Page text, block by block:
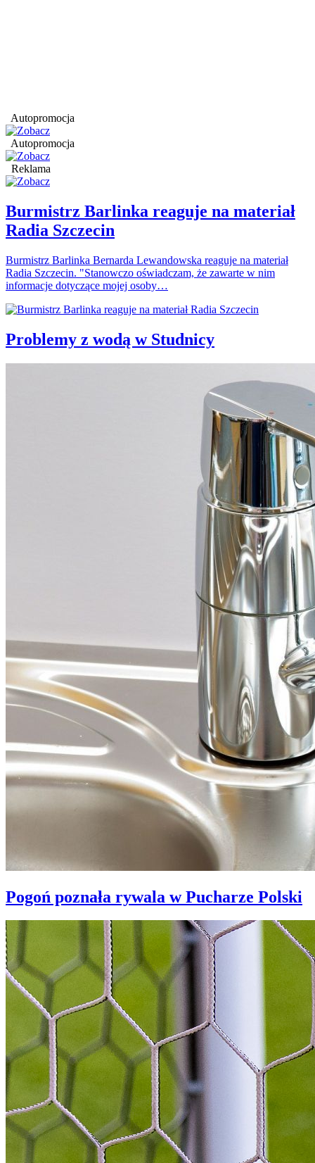
Autopromocja
Autopromocja
Reklama
Burmistrz Barlinka reaguje na materiał
Radia Szczecin
Burmistrz Barlinka Bernarda Lewandowska reaguje na materiał
Radia Szczecin. "Stanowczo oświadczam, że zawarte w nim
informacje dotyczące mojej osoby…
Problemy z wodą w Studnicy
Pogoń poznała rywala w Pucharze Polski